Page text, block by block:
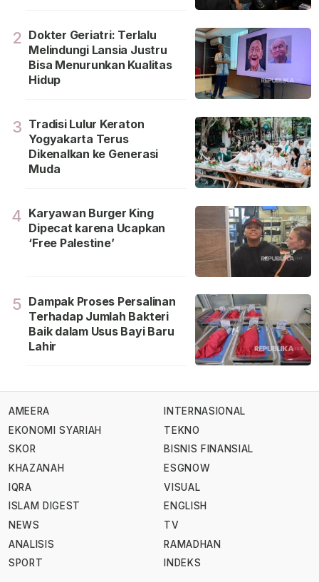
2 Dokter Geriatri: Terlalu
Melindungi Lansia Justru
Bisa Menurunkan Kualitas
Hidup
3 Tradisi Lulur Keraton
Yogyakarta Terus
Dikenalkan ke Generasi
Muda
4 Karyawan Burger King
Dipecat karena Ucapkan
‘Free Palestine’
5 Dampak Proses Persalinan
Terhadap Jumlah Bakteri
Baik dalam Usus Bayi Baru
Lahir
AMEERA
EKONOMI SYARIAH
SKOR
KHAZANAH
IQRA
ISLAM DIGEST
NEWS
ANALISIS
SPORT
INTERNASIONAL
TEKNO
BISNIS FINANSIAL
ESGNOW
VISUAL
ENGLISH
TV
RAMADHAN
INDEKS